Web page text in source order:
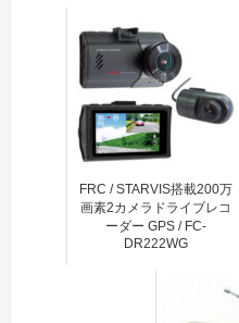
FRC / STARVIS搭載200万
画素2カメラドライブレコ
ーダー GPS / FC-
DR222WG